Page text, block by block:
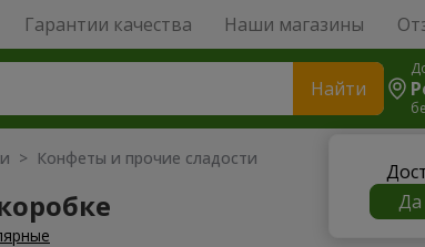
Гарантии качества Наши магазины
Найти
Да
> Конфеты и прочие сладости